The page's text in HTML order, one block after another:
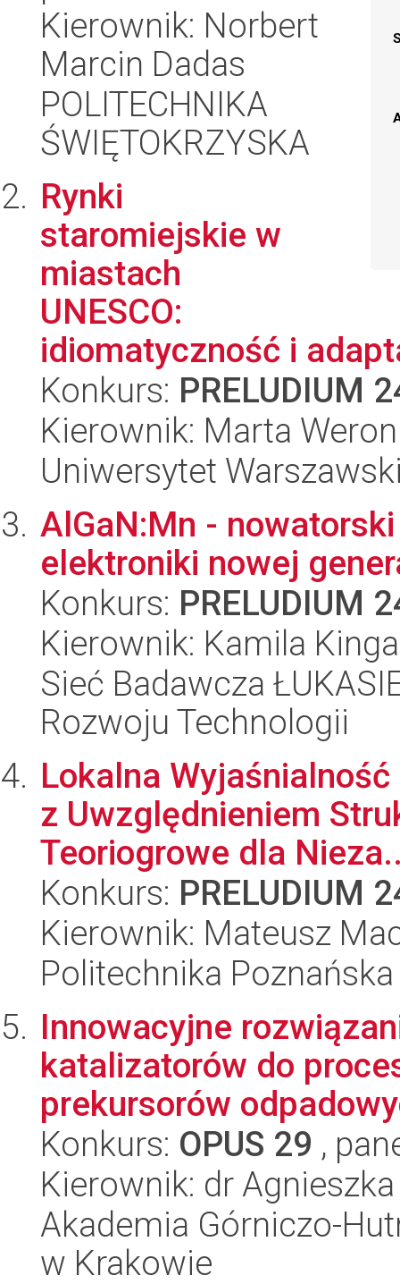
Kierownik: Norbert
Marcin Dadas
POLITECHNIKA
ŚWIĘTOKRZYSKA
Rynki
staromiejskie w
miastach
UNESCO:
idiomatyczność i
Konkurs: PRELUDIUM
Kierownik: Marta
Uniwersytet
AlGaN:Mn -
elektroniki nowej
Konkurs: PRELUDIUM
Kierownik: Kamila
Sieć Badawcza
Rozwoju Technologii
Lokalna
z Uwzględnieniem
Teoriogrowe dla
Konkurs: PRELUDIUM
Kierownik: Mateusz
Politechnika Poznańska
Innowacyjne
katalizatorów do
prekursorów
Konkurs: OPUS 29 ,
Kierownik: dr
Akademia Górniczo-
w Krakowie